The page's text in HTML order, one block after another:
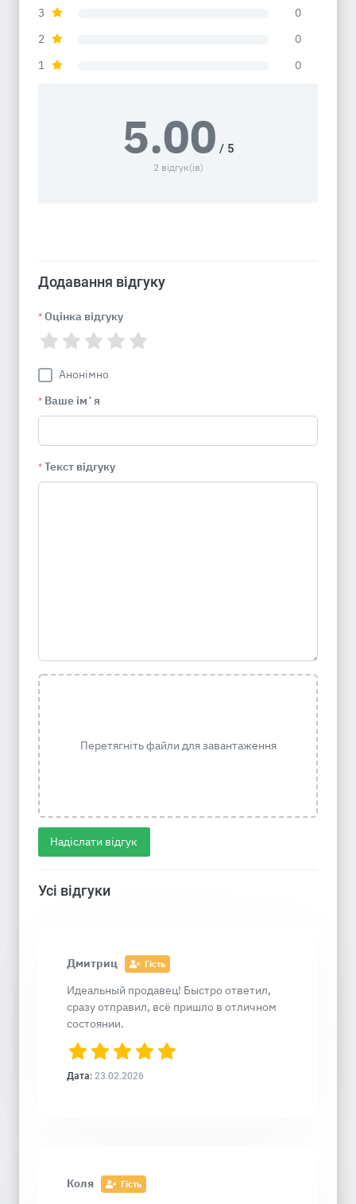
3
0
2
0
1
0
5.00 / 5
2 відгук(ів)
Додавання відгуку
* Оцінка відгуку
Анонімно
* Ваше імʼя
* Текст відгуку
Перетягніть файли для завантаження
Надіслати відгук
Усі відгуки
Дмитриц Гість
Идеальный продавец! Быстро ответил,
сразу отправил, всё пришло в отличном
состоянии.
Дата: 23.02.2026
Коля Гість